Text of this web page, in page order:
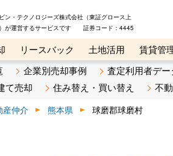
ン・テクノロジーズ株式会社（東証グロース上
が運営するサービスです 証券コード：4445
リースバック 土地活用 賃貸管
ー オンライン講座 リビンマガジン
企業別売却事例 査定利用者デー
て売却 住み替え・買い替え 不
産仲介 熊本県 球磨郡球磨村